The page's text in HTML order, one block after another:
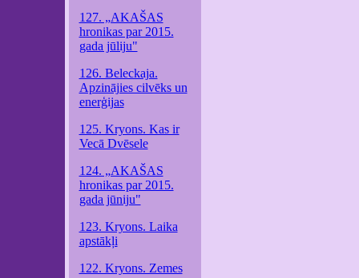
127. „AKAŠAS
hronikas par 2015.
gada jūliju"
126. Beleckaja.
Apzinājies cilvēks un
enerģijas
125. Kryons. Kas ir
Vecā Dvēsele
124. „AKAŠAS
hronikas par 2015.
gada jūniju"
123. Kryons. Laika
apstākļi
122. Kryons. Zemes